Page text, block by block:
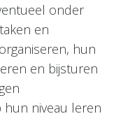
onder
en
hun
en bijsturen
niveau leren